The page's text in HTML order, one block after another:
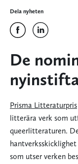
Dela nyheten
De
Prisma Litteraturpris
litterära verk som
queerlitteraturen.
som utser verken